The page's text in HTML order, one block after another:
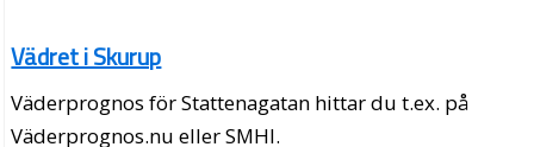
Vädret i Skurup
Väderprognos för Stattenagatan hittar du t.ex. på
Väderprognos.nu eller SMHI.